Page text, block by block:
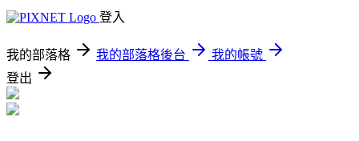
登入
我的部落格 我的部落格後台
我的帳號
登出